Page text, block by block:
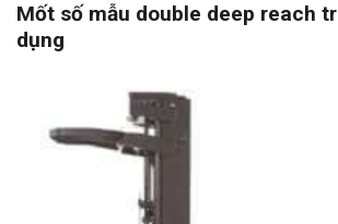
Mốt số mẫu double deep reach
dụng